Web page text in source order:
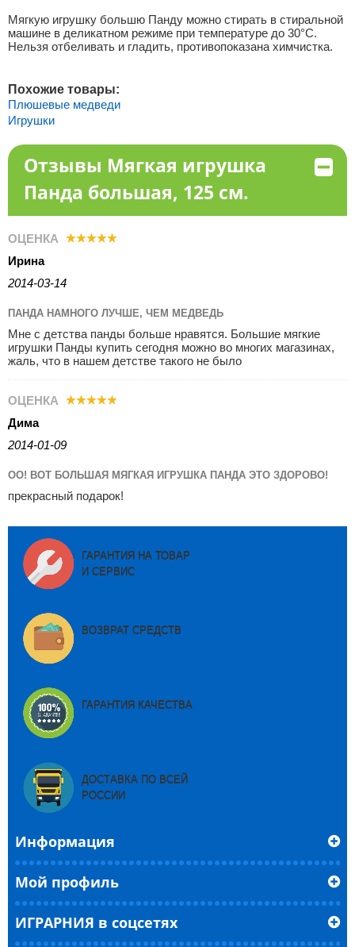
Мягкую игрушку большю Панду можно стирать в стиральной
машине в деликатном режиме при температуре до 30°С.
Нельзя отбеливать и гладить, противопоказана химчистка.
Похожие товары:
Плюшевые медведи
Игрушки
Отзывы Мягкая игрушка
Панда большая, 125 см.
ОЦЕНКА
Ирина
2014-03-14
ПАНДА НАМНОГО ЛУЧШЕ, ЧЕМ МЕДВЕДЬ
Мне с детства панды больше нравятся. Большие мягкие
игрушки Панды купить сегодня можно во многих магазинах,
жаль, что в нашем детстве такого не было
ОЦЕНКА
Дима
2014-01-09
ОО! ВОТ БОЛЬШАЯ МЯГКАЯ ИГРУШКА ПАНДА ЭТО ЗДОРОВО!
прекрасный подарок!
ГАРАНТИЯ НА ТОВАР
И СЕРВИС
ВОЗВРАТ СРЕДСТВ
ГАРАНТИЯ КАЧЕСТВА
ДОСТАВКА ПО ВСЕЙ
РОССИИ
Информация
Мой профиль
ИГРАРНИЯ в соцсетях